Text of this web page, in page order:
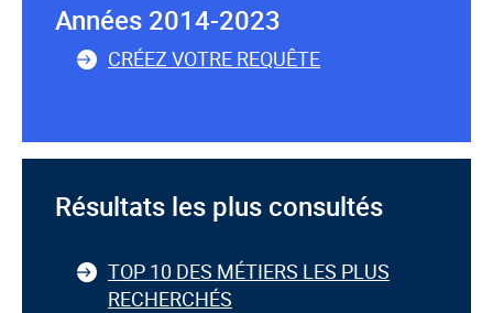
Années 2014-2023
CRÉEZ VOTRE REQUÊTE
Résultats les plus consultés
TOP 10 DES MÉTIERS LES PLUS
RECHERCHÉS